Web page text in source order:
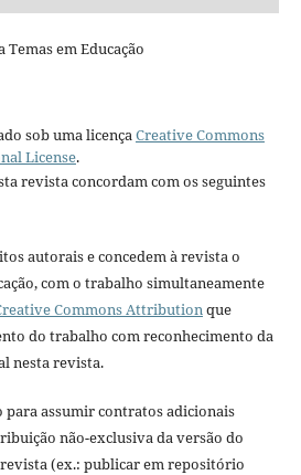
em Educação
sob uma licençaCreative Commons
License.
revista concordam com os seguintes
autorais e concedem à revista o
com o trabalho simultaneamente
Commons Attributionque
do trabalho com reconhecimento da
nesta revista.
para assumir contratos adicionais
não-exclusiva da versão do
(ex.: publicar em repositório